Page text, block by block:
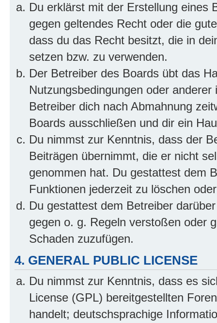
Du erklärst mit der Erstellung eines
gegen geltendes Recht oder die
dass du das Recht besitzt, die in
setzen bzw. zu verwenden.
Der Betreiber des Boards übt das
Nutzungsbedingungen oder
Betreiber dich nach Abmahnung
Boards ausschließen und dir ein
Du nimmst zur Kenntnis, dass der
Beiträgen übernimmt, die er nicht
genommen hat. Du gestattest dem
Funktionen jederzeit zu löschen
Du gestattest dem Betreiber
gegen o. g. Regeln verstoßen oder
Schaden zuzufügen.
4. GENERAL PUBLIC LICENSE
Du nimmst zur Kenntnis, dass es
License (GPL) bereitgestellten
handelt; deutschsprachige